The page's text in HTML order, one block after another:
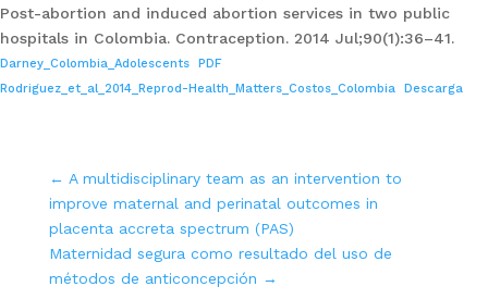
Post-abortion and induced abortion services in two public
hospitals in Colombia. Contraception. 2014 Jul;90(1):36–41.
Darney_Colombia_Adolescents
PDF
Rodriguez_et_al_2014_Reprod-Health_Matters_Costos_Colombia
Descarga
← A multidisciplinary team as an intervention to
improve maternal and perinatal outcomes in
placenta accreta spectrum (PAS)
Maternidad segura como resultado del uso de
métodos de anticoncepción →